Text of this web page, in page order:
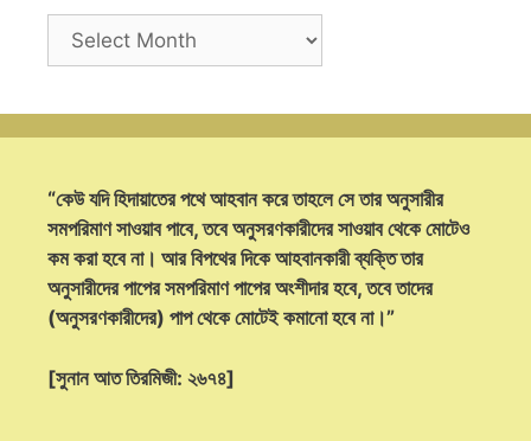
Archives
“কেউ যদি হিদায়াতের পথে আহবান করে তাহলে সে তার অনুসারীর
সমপরিমাণ সাওয়াব পাবে, তবে অনুসরণকারীদের সাওয়াব থেকে মোটেও
কম করা হবে না। আর বিপথের দিকে আহবানকারী ব্যক্তি তার
অনুসারীদের পাপের সমপরিমাণ পাপের অংশীদার হবে, তবে তাদের
(অনুসরণকারীদের) পাপ থেকে মোটেই কমানো হবে না।”
[সুনান আত তিরমিজী: ২৬৭৪]